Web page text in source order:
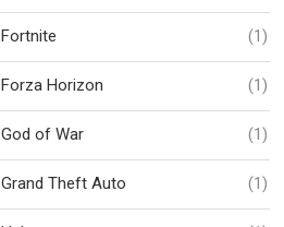
Fortnite (1)
Forza Horizon (1)
God of War (1)
Grand Theft Auto (1)